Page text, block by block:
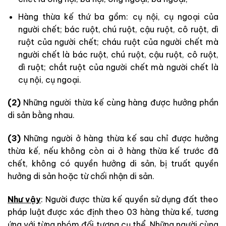
Hàng thừa kế thứ ba gồm: cụ nội, cụ ngoại của
người chết; bác ruột, chú ruột, cậu ruột, cô ruột, dì
ruột của người chết; cháu ruột của người chết mà
người chết là bác ruột, chú ruột, cậu ruột, cô ruột,
dì ruột; chắt ruột của người chết mà người chết là
cụ nội, cụ ngoại.
(2) Những người thừa kế cùng hàng được hưởng phần
di sản bằng nhau.
(3) Những người ở hàng thừa kế sau chỉ được hưởng
thừa kế, nếu không còn ai ở hàng thừa kế trước đã
chết, không có quyền hưởng di sản, bị truất quyền
hưởng di sản hoặc từ chối nhận di sản.
Như vậy: Người được thừa kế quyền sử dụng đất theo
pháp luật được xác định theo 03 hàng thừa kế, tương